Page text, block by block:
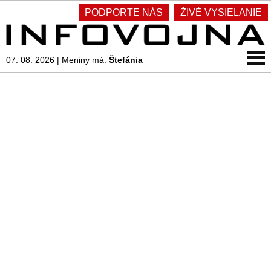
PODPORTE NÁS ŽIVÉ VYSIELANIE
07. 08. 2026 | Meniny má: Štefánia